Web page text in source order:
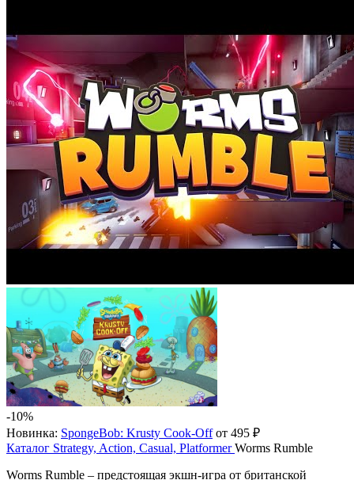
-10%
Новинка: SpongeBob: Krusty Cook-Offот 495 ₽
Каталог Strategy, Action, Casual, Platformer Worms Rumble
Worms Rumble – предстоящая экшн-игра от британской